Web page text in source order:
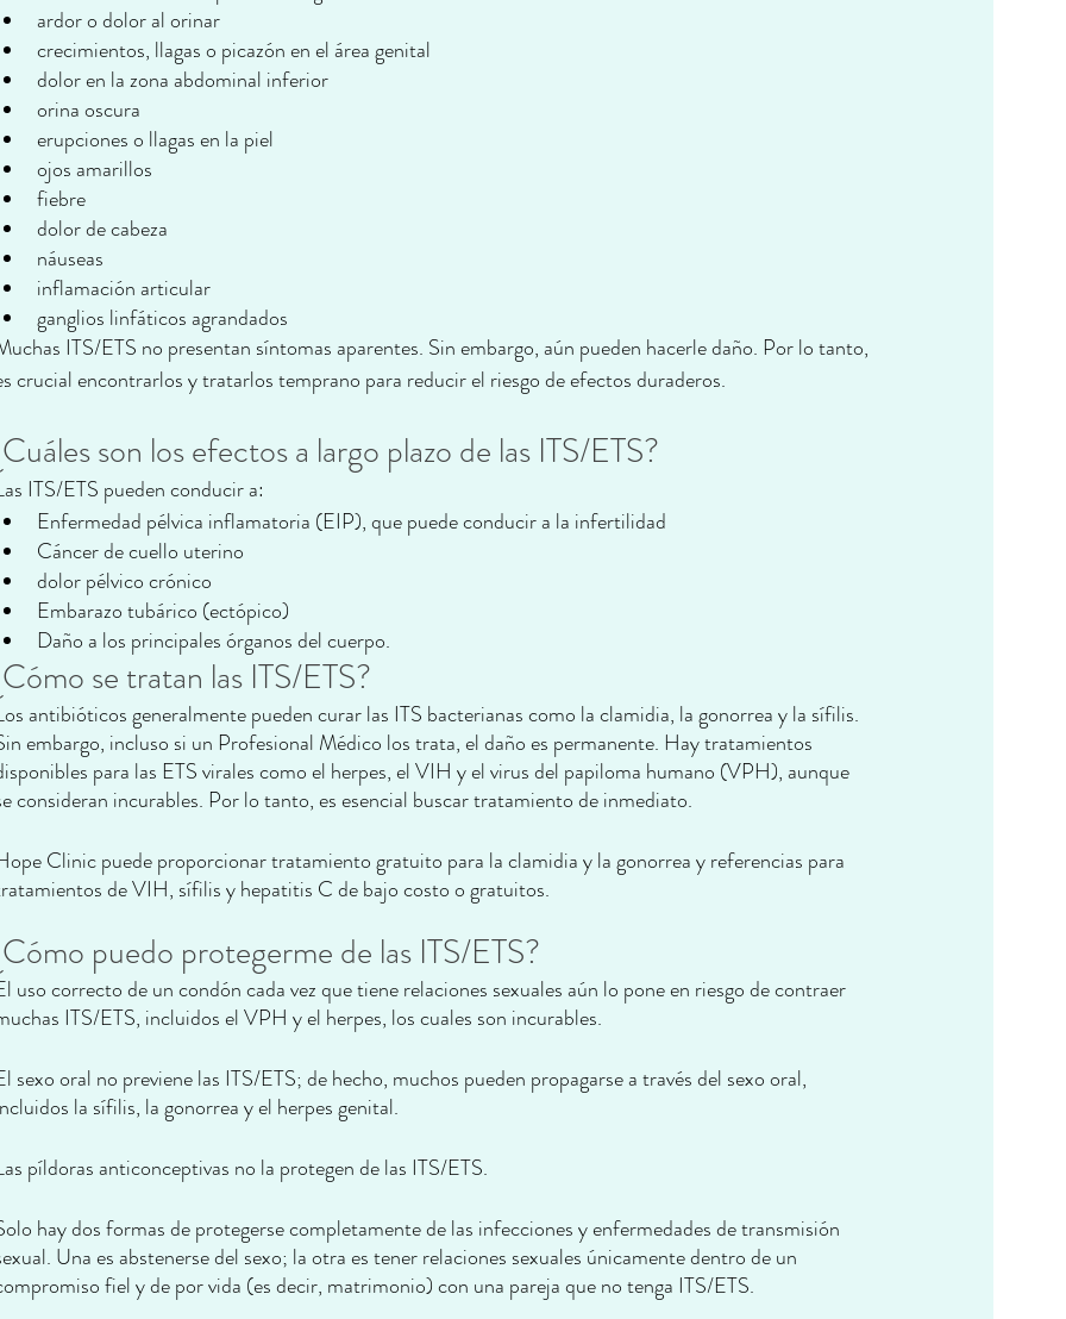
ardor o dolor al orinar
crecimientos, llagas o picazón en el área genital
dolor en la zona abdominal inferior
orina oscura
erupciones o llagas en la piel
ojos amarillos
fiebre
dolor de cabeza
náuseas
inflamación articular
ganglios linfáticos agrandados
ITS/ETS no presentan síntomas aparentes. Sin embargo, aún pueden hacerle daño. Por lo tanto,
crucial encontrarlos y tratarlos temprano para reducir el riesgo de efectos duraderos.
son los efectos a largo plazo de las ITS/ETS?
ITS/ETS pueden conducir a:
Enfermedad pélvica inflamatoria (EIP), que puede conducir a la infertilidad
Cáncer de cuello uterino
dolor pélvico crónico
Embarazo tubárico (ectópico)
Daño a los principales órganos del cuerpo.
se tratan las ITS/ETS?
antibióticos generalmente pueden curar las ITS bacterianas como la clamidia, la gonorrea y la sífilis.
embargo, incluso si un Profesional Médico los trata, el daño es permanente. Hay tratamientos
para las ETS virales como el herpes, el VIH y el virus del papiloma humano (VPH), aunque
consideran incurables. Por lo tanto, es esencial buscar tratamiento de inmediato.
Clinic puede proporcionar tratamiento gratuito para la clamidia y la gonorrea y referencias para
de VIH, sífilis y hepatitis C de bajo costo o gratuitos.
puedo protegerme de las ITS/ETS?
uso correcto de un condón cada vez que tiene relaciones sexuales aún lo pone en riesgo de contraer
ITS/ETS, incluidos el VPH y el herpes, los cuales son incurables.
sexo oral no previene las ITS/ETS; de hecho, muchos pueden propagarse a través del sexo oral,
la sífilis, la gonorrea y el herpes genital.
píldoras anticonceptivas no la protegen de las ITS/ETS.
hay dos formas de protegerse completamente de las infecciones y enfermedades de transmisión
Una es abstenerse del sexo; la otra es tener relaciones sexuales únicamente dentro de un
fiel y de por vida (es decir, matrimonio) con una pareja que no tenga ITS/ETS.